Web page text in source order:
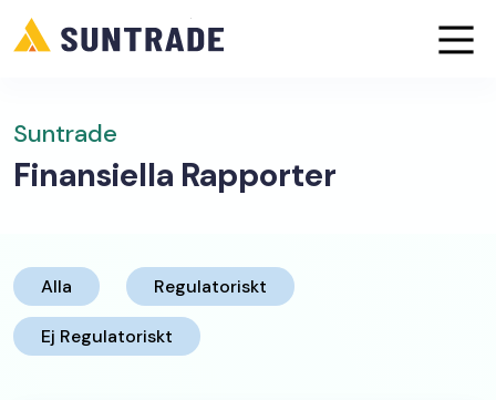
Suntrade
Finansiella Rapporter
Alla Regulatoriskt
Ej Regulatoriskt